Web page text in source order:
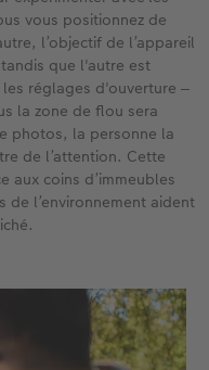
vous positionnez de
l’objectif de l’appareil
que l'autre est
réglages d'ouverture ‒
la zone de flou sera
photos, la personne la
de l’attention. Cette
aux coins d’immeubles
de l’environnement aident